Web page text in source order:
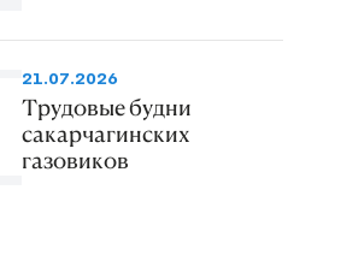
21.07.2026
Трудовые будни
сакарчагинских
газовиков